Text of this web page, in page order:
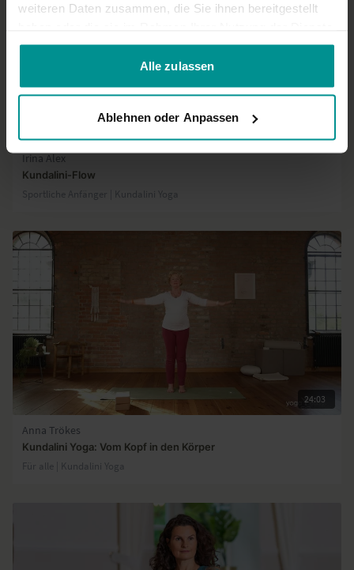
weiteren Daten zusammen, die Sie ihnen bereitgestellt
gesammelt haben.
Alle zulassen
Ablehnen oder Anpassen
Irina Alex
Kundalini-Flow
Sportliche Anfänger | Kundalini Yoga
24:03
Anna Trökes
Kundalini Yoga: Vom Kopf in den Körper
Für alle | Kundalini Yoga